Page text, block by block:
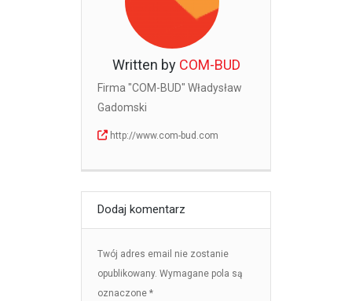
Written by COM-BUD
Firma "COM-BUD" Władysław
Gadomski
http://www.com-bud.com
Dodaj komentarz
Twój adres email nie zostanie
opublikowany. Wymagane pola są
oznaczone *